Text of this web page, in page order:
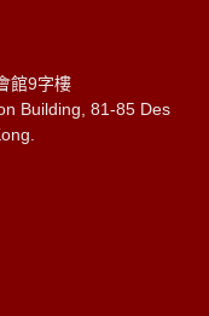
館9字樓
Building, 81-85 Des